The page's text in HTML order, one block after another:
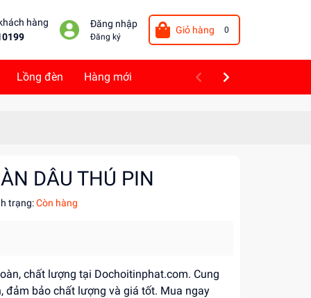
hàng
Đăng nhập
Đăng ký
Giỏ hàng 0
Lồng đèn Hàng mới
DÂU THÚ PIN
trạng:Còn hàng
chất lượng tại Dochoitinphat.com. Cung
đảm bảo chất lượng và giá tốt. Mua ngay